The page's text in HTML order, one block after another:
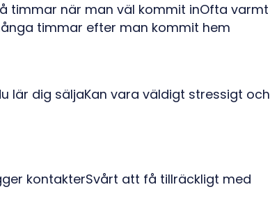
timmar när man väl kommit inOfta varmt
timmar efter man kommit hem
lär dig säljaKan vara väldigt stressigt och
kontakterSvårt att få tillräckligt med